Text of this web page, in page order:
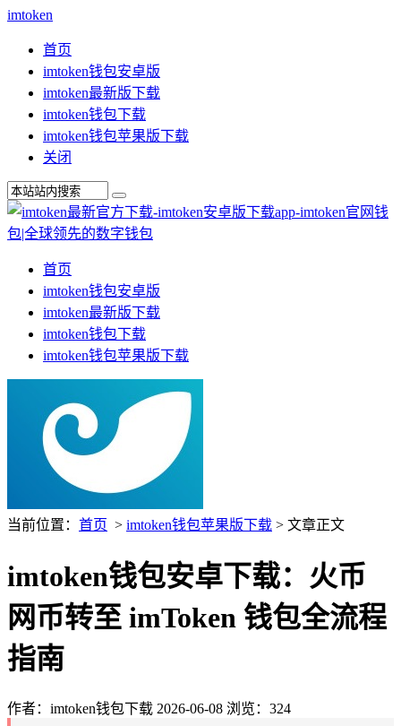
imtoken
首页
imtoken钱包安卓版
imtoken最新版下载
imtoken钱包下载
imtoken钱包苹果版下载
关闭
首页
imtoken钱包安卓版
imtoken最新版下载
imtoken钱包下载
imtoken钱包苹果版下载
当前位置： 首页 > imtoken钱包苹果版下载 > 文章正文
imtoken钱包安卓下载：火币
网币转至 imToken 钱包全流程
指南
作者：imtoken钱包下载 2026-06-08 浏览：324